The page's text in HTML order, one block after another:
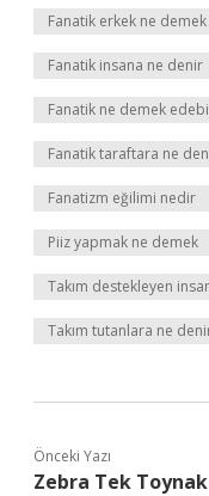
Fanatik erkek ne demek
Fanatik insana ne denir
Fanatik ne demek
Fanatik taraftara ne
Fanatizm eğilimi nedir
Piiz yapmak ne demek
Takım destekleyen
Takım tutanlara ne
Önceki Yazı
Zebra Tek Toynak